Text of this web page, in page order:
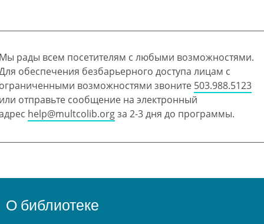
рады всем посетителям с любыми возможностями.
обеспечения безбарьерного доступа лицам с
возможностями звоните 503.988.5123
отправьте сообщение на электронный
help@multcolib.orgза 2-3 дня до программы.
О библиотеке